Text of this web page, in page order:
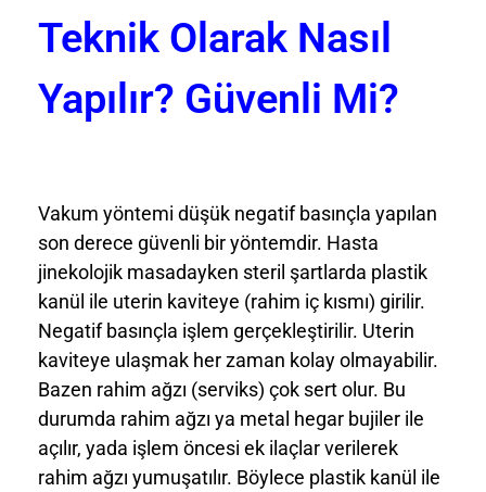
Teknik Olarak Nasıl
Yapılır? Güvenli Mi?
Vakum yöntemi düşük negatif basınçla yapılan
son derece güvenli bir yöntemdir. Hasta
jinekolojik masadayken steril şartlarda plastik
kanül ile uterin kaviteye (rahim iç kısmı) girilir.
Negatif basınçla işlem gerçekleştirilir. Uterin
kaviteye ulaşmak her zaman kolay olmayabilir.
Bazen rahim ağzı (serviks) çok sert olur. Bu
durumda rahim ağzı ya metal hegar bujiler ile
açılır, yada işlem öncesi ek ilaçlar verilerek
rahim ağzı yumuşatılır. Böylece plastik kanül ile